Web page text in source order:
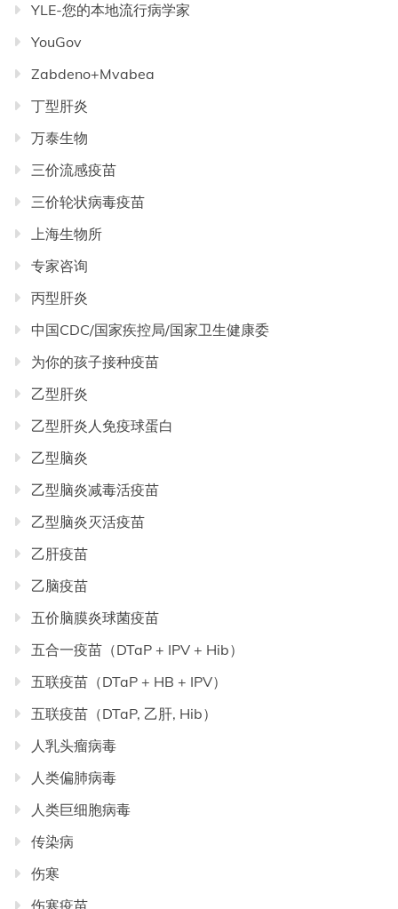
YLE-您的本地流行病学家
YouGov
Zabdeno+Mvabea
丁型肝炎
万泰生物
三价流感疫苗
三价轮状病毒疫苗
上海生物所
专家咨询
丙型肝炎
中国CDC/国家疾控局/国家卫生健康委
为你的孩子接种疫苗
乙型肝炎
乙型肝炎人免疫球蛋白
乙型脑炎
乙型脑炎减毒活疫苗
乙型脑炎灭活疫苗
乙肝疫苗
乙脑疫苗
五价脑膜炎球菌疫苗
五合一疫苗（DTaP + IPV + Hib）
五联疫苗（DTaP + HB + IPV）
五联疫苗（DTaP, 乙肝, Hib）
人乳头瘤病毒
人类偏肺病毒
人类巨细胞病毒
传染病
伤寒